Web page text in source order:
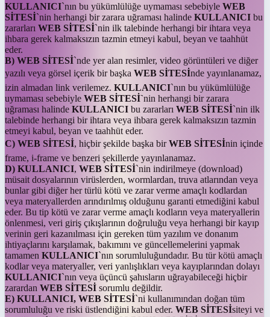
KULLANICI`nın bu yükümlülüğe uymaması sebebiyle WEB
SİTESİ`nin herhangi bir zarara uğraması halinde KULLANICI bu
zararları WEB SİTESİ`nin ilk talebinde herhangi bir ihtara veya
ihbara gerek kalmaksızın tazmin etmeyi kabul, beyan ve taahhüt
eder.
B) WEB SİTESİ`nde yer alan resimler, video görüntüleri ve diğer
yazılı veya görsel içerik bir başka WEB SİTESİnde yayınlanamaz,
izin almadan link verilemez. KULLANICI`nın bu yükümlülüğe
uymaması sebebiyle WEB SİTESİ`nin herhangi bir zarara
uğraması halinde KULLANICI bu zararları WEB SİTESİ`nin ilk
talebinde herhangi bir ihtara veya ihbara gerek kalmaksızın tazmin
etmeyi kabul, beyan ve taahhüt eder.
C) WEB SİTESİ, hiçbir şekilde başka birWEB SİTESİnin içinde
frame, i-frame ve benzeri şekillerde yayınlanamaz.
D) KULLANICI, WEB SİTESİ`nin indirilmeye (download)
müsait dosyalarının virüslerden, wormlardan, truva atlarından veya
bunlar gibi diğer her türlü kötü ve zarar verme amaçlı kodlardan
veya materyallerden arındırılmış olduğunu garanti etmediğini kabul
eder. Bu tip kötü ve zarar verme amaçlı kodların veya materyallerin
önlenmesi, veri giriş çıkışlarının doğruluğu veya herhangi bir kayıp
verinin geri kazanılması için gereken tüm yazılım ve donanım
ihtiyaçlarını karşılamak, bakımını ve güncellemelerini yapmak
tamamen KULLANICI`nın sorumluluğundadır. Bu tür kötü amaçlı
kodlar veya materyaller, veri yanlışlıkları veya kayıplarından dolayı
KULLANICI`nın veya üçüncü şahısların uğrayabileceği hiçbir
zarardan WEB SİTESİ sorumlu değildir.
E) KULLANICI, WEB SİTESİ`ni kullanımından doğan tüm
sorumluluğu ve riski üstlendiğini kabul eder. WEB SİTESİsiteyi ve